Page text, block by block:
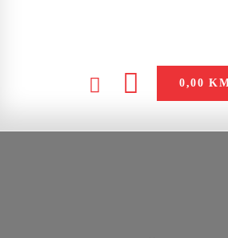
0,00